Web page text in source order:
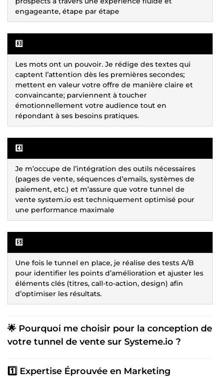
engageante, étape par étape
3️⃣
Les mots ont un pouvoir. Je rédige des textes qui
captent l’attention dès les premières secondes;
mettent en valeur votre offre de manière claire et
convaincante; parviennent à toucher
émotionnellement votre audience tout en
répondant à ses besoins pratiques.
4️⃣
Je m’occupe de l’intégration des outils nécessaires
(pages de vente, séquences d’emails, systèmes de
paiement, etc.) et m’assure que votre tunnel de
vente system.io est techniquement optimisé pour
une performance maximale
5️⃣
Une fois le tunnel en place, je réalise des tests A/B
pour identifier les points d’amélioration et ajuster les
éléments clés (titres, call-to-action, design) afin
d’optimiser les résultats.
🌟 Pourquoi me choisir pour la conception de
votre tunnel de vente sur Systeme.io ?
1️⃣ Expertise Éprouvée en Marketing